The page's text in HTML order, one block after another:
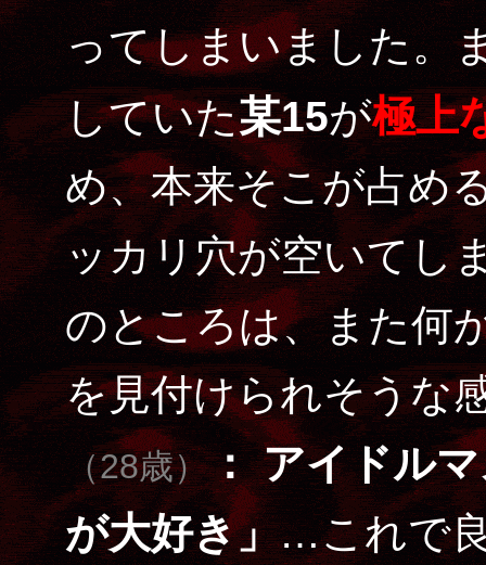
ってしまいました。
していた某15が極上
め、本来そこが占め
ッカリ穴が空いてし
のところは、また何
を見付けられそうな
（28歳）： アイドル
が大好き」…これで